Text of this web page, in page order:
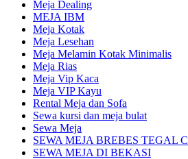
Meja Dealing
MEJA IBM
Meja Kotak
Meja Lesehan
Meja Melamin Kotak Minimalis
Meja Rias
Meja Vip Kaca
Meja VIP Kayu
Rental Meja dan Sofa
Sewa kursi dan meja bulat
Sewa Meja
SEWA MEJA BREBES TEGAL
SEWA MEJA DI BEKASI